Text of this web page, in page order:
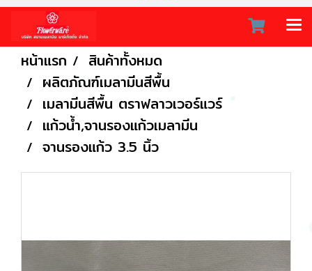
หน้าแรก
สินค้าทั้งหมด
ผลิตภัณฑ์เมลามีนสีพื้น
เมลามีนสีพื้น ตราฟลาวเวอร์แวร์
แก้วน้ำ,จานรองแก้วเมลามีน
จานรองแก้ว 3.5 นิ้ว